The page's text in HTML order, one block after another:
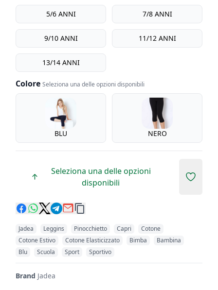
5/6 ANNI 7/8 ANNI
9/10 ANNI 11/12 ANNI
13/14 ANNI
Colore Seleziona una delle opzioni disponibili
Colore
BLU NERO
Seleziona una delle opzioni
disponibili
Add to
Jadea Leggins Pinocchietto Capri
Cotone
Cotone Estivo
Cotone Elasticizzato Bimba
Bambina
Blu
Scuola Sport Sportivo
Brand Jadea